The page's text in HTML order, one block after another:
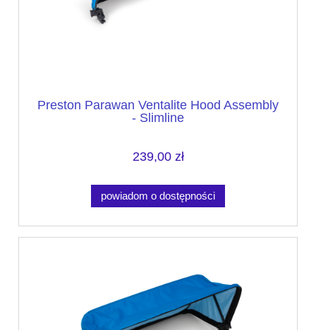
Preston Parawan Ventalite Hood Assembly
- Slimline
239,00 zł
powiadom o dostępności